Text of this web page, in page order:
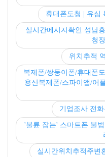
휴대폰도청 | 유심
실시간메시지확인 성남
청
위치추적
복제폰/쌍둥이폰/휴대폰
용산복제폰/스파이앱/어
기업조사 전
'불륜 잡는' 스마트폰 불
실시간위치추적주변